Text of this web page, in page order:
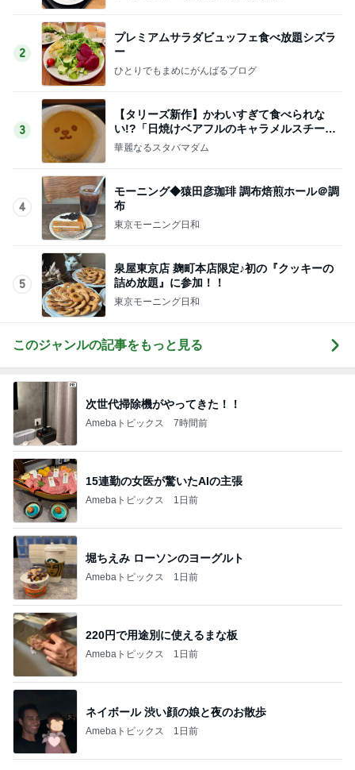
2
プレミアムサラダビュッフェ食べ放題シズラ
ー
ひとりでもまめにがんばるブログ
3
【タリーズ新作】かわいすぎて食べられな
い!?「日焼けベアフルのキャラメルスチーム
ケーキ」を実食
華麗なるスタバマダム
4
モーニング◆猿田彦珈琲 調布焙煎ホール＠調
布
東京モーニング日和
5
泉屋東京店 麹町本店限定♪初の『クッキーの
詰め放題』に参加！！
東京モーニング日和
このジャンルの記事をもっと見る
次世代掃除機がやってきた！！
Amebaトピックス 7時間前
15連勤の女医が驚いたAIの主張
Amebaトピックス 1日前
堀ちえみ ローソンのヨーグルト
Amebaトピックス 1日前
220円で用途別に使えるまな板
Amebaトピックス 1日前
ネイボール 渋い顔の娘と夜のお散歩
Amebaトピックス 1日前